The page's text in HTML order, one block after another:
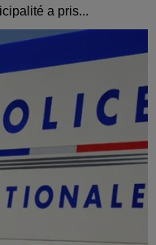
a pris...